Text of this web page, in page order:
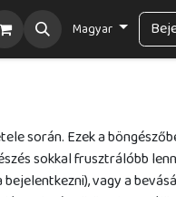
Magyar
során. Ezek a
sokkal frusztrálóbb
vagy a